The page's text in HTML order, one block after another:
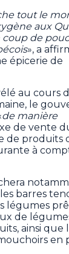
tout le
aux
de
», a
épicerie de
au cours
le
de manière
de vente
de produits
à
barres
légumes
de
ainsi que
en